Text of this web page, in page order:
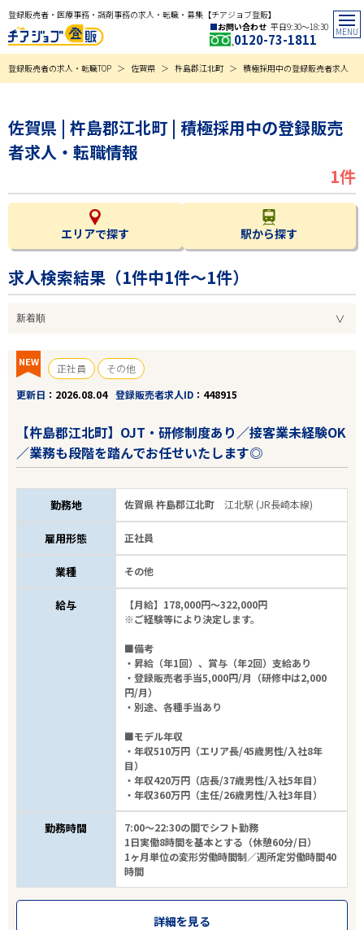
登録販売者・医療事務・調剤事務の求人・転職・募集【チアジョブ登販】
お問い合わせ 平日9:30〜18:30
0120-73-1811
登録販売者の求人・転職TOP 佐賀県 杵島郡江北町 積極採用中の登録販売者求人
佐賀県 | 杵島郡江北町 | 積極採用中の登録販売
者求人・転職情報
1件
エリアで探す 駅から探す
求人検索結果（1件中1件～1件）
NEW 正社員
その他
更新日
2026.08.04 登録販売者求人ID 448915
【杵島郡江北町】OJT・研修制度あり／接客業未経験OK
／業務も段階を踏んでお任せいたします◎
勤務地 佐賀県 杵島郡江北町江北駅 (JR長崎本線)
雇用形態 正社員
業種 その他
給与
【月給】178,000円～322,000円
※ご経験等により決定します。
■備考
・昇給（年1回）、賞与（年2回）支給あり
・登録販売者手当5,000円/月（研修中は2,000
円/月）
・別途、各種手当あり
■モデル年収
・年収510万円（エリア長/45歳男性/入社8年
目）
・年収420万円（店長/37歳男性/入社5年目）
・年収360万円（主任/26歳男性/入社3年目）
勤務時間
7:00～22:30の間でシフト勤務
1日実働8時間を基本とする（休憩60分/日）
1ヶ月単位の変形労働時間制／週所定労働時間40
時間
詳細を見る